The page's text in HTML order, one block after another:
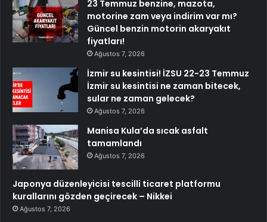
23 Temmuz benzine, mazota,
motorine zam veya indirim var mı?
Güncel benzin motorin akaryakıt
fiyatları!
Ağustos 7, 2026
İzmir su kesintisi! İZSU 22-23 Temmuz
İzmir su kesintisi ne zaman bitecek,
sular ne zaman gelecek?
Ağustos 7, 2026
Manisa Kula’da sıcak asfalt
tamamlandı
Ağustos 7, 2026
Japonya düzenleyicisi tescilli ticaret platformu
kurallarını gözden geçirecek – Nikkei
Ağustos 7, 2026